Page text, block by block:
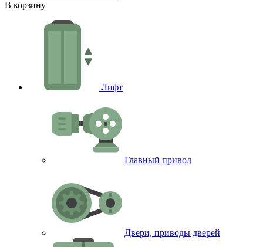
В корзину
Лифт
Главный привод
Двери, приводы дверей